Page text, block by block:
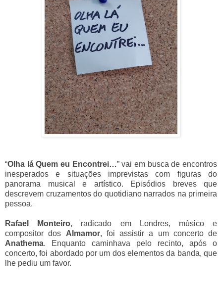
“Olha lá Quem eu Encontrei…” vai em busca de encontros
inesperados e situações imprevistas com figuras do
panorama musical e artístico. Episódios breves que
descrevem cruzamentos do quotidiano narrados na primeira
pessoa.
Rafael Monteiro, radicado em Londres, músico e
compositor dos Almamor, foi assistir a um concerto de
Anathema. Enquanto caminhava pelo recinto, após o
concerto, foi abordado por um dos elementos da banda, que
lhe pediu um favor.